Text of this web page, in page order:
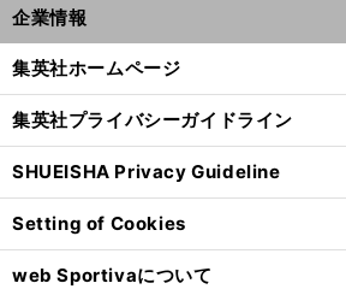
企業情報
集英社ホームページ
集英社プライバシーガイドライン
SHUEISHA Privacy Guideline
Setting of Cookies
web Sportivaについて